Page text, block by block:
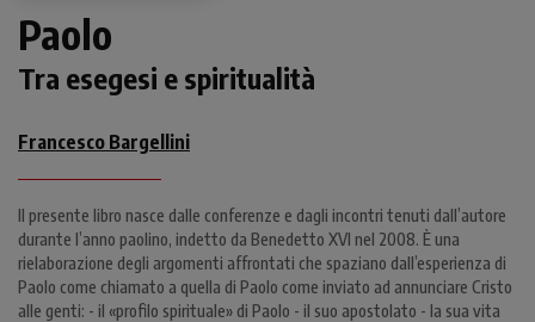
Paolo
Tra esegesi e spiritualità
Francesco Bargellini
Il presente libro nasce dalle conferenze e dagli incontri tenuti dall’autore
durante l’anno paolino, indetto da Benedetto XVI nel 2008. È una
rielaborazione degli argomenti affrontati che spaziano dall’esperienza di
Paolo come chiamato a quella di Paolo come inviato ad annunciare Cristo
alle genti: - il «profilo spirituale» di Paolo - il suo apostolato - la sua vita